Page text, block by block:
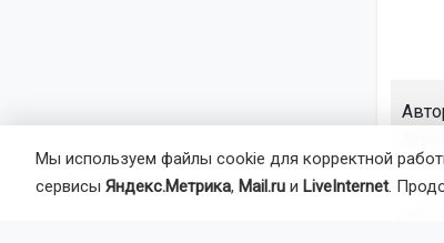
Мы используем файлы cookie для корректной
сервисы Яндекс.Метрика, Mail.ru и LiveInternet.